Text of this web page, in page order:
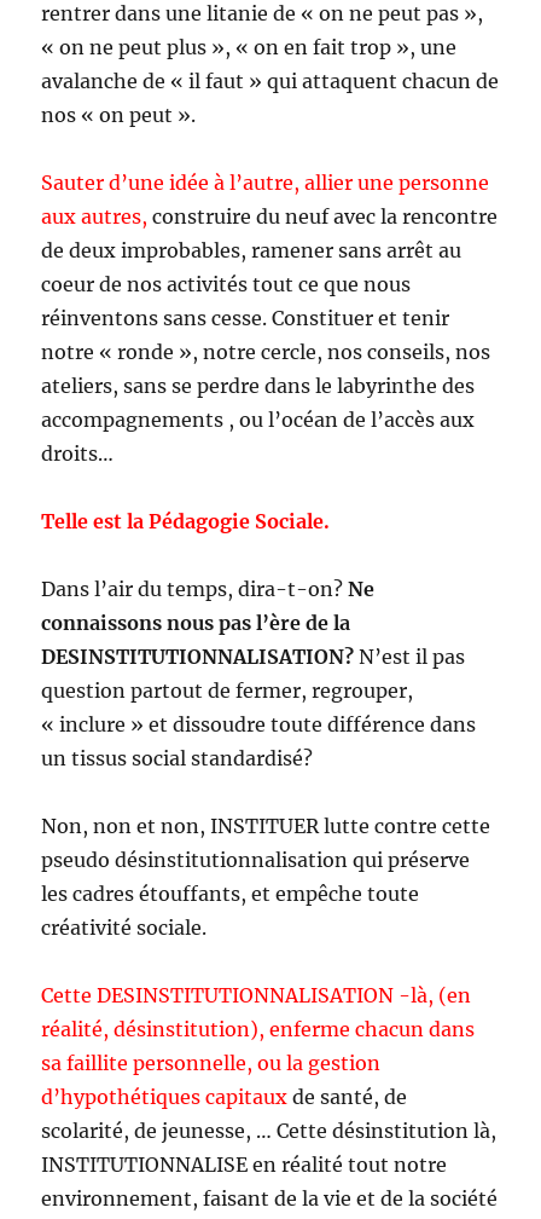
rentrer dans une litanie de « on ne peut pas »,
« on ne peut plus », « on en fait trop », une
avalanche de « il faut » qui attaquent chacun de
nos « on peut ».
Sauter d’une idée à l’autre, allier une personne
aux autres, construire du neuf avec la rencontre
de deux improbables, ramener sans arrêt au
coeur de nos activités tout ce que nous
réinventons sans cesse. Constituer et tenir
notre « ronde », notre cercle, nos conseils, nos
ateliers, sans se perdre dans le labyrinthe des
accompagnements , ou l’océan de l’accès aux
droits…
Telle est la Pédagogie Sociale.
Dans l’air du temps, dira-t-on? Ne
connaissons nous pas l’ère de la
DESINSTITUTIONNALISATION? N’est il pas
question partout de fermer, regrouper,
« inclure » et dissoudre toute différence dans
un tissus social standardisé?
Non, non et non, INSTITUER lutte contre cette
pseudo désinstitutionnalisation qui préserve
les cadres étouffants, et empêche toute
créativité sociale.
Cette DESINSTITUTIONNALISATION -là, (en
réalité, désinstitution), enferme chacun dans
sa faillite personnelle, ou la gestion
d’hypothétiques capitaux de santé, de
scolarité, de jeunesse, … Cette désinstitution là,
INSTITUTIONNALISE en réalité tout notre
environnement, faisant de la vie et de la société